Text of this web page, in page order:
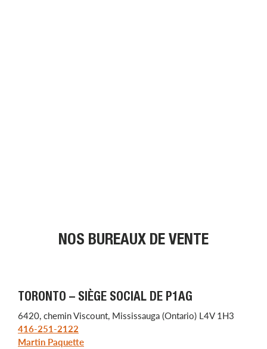
NOS BUREAUX DE VENTE
TORONTO – SIÈGE SOCIAL DE P1AG
6420, chemin Viscount, Mississauga (Ontario) L4V 1H3
416-251-2122
Martin Paquette